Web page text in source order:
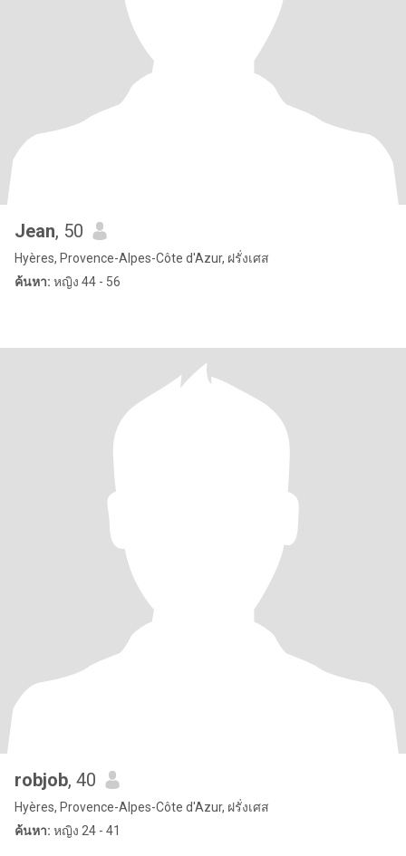
Jean, 50
Hyères, Provence-Alpes-Côte d'Azur, ฝรั่งเศส
ค้นหา: หญิง 44 - 56
robjob, 40
Hyères, Provence-Alpes-Côte d'Azur, ฝรั่งเศส
ค้นหา: หญิง 24 - 41